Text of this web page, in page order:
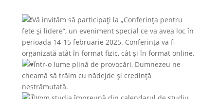
Vă invităm să participați la „Conferința pentru
fete și lidere”, un eveniment special ce va avea loc în
perioada 14-15 februarie 2025. Conferința va fi
organizată atât în format fizic, cât și în format online.
Într-o lume plină de provocări, Dumnezeu ne
cheamă să trăim cu nădejde și credință
nestrămutată.